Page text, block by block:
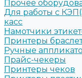
Прочее
Для работы с
касс
Намотчики
Принтеры
Ручные
Прайс-чекеры
Принтеры чеков